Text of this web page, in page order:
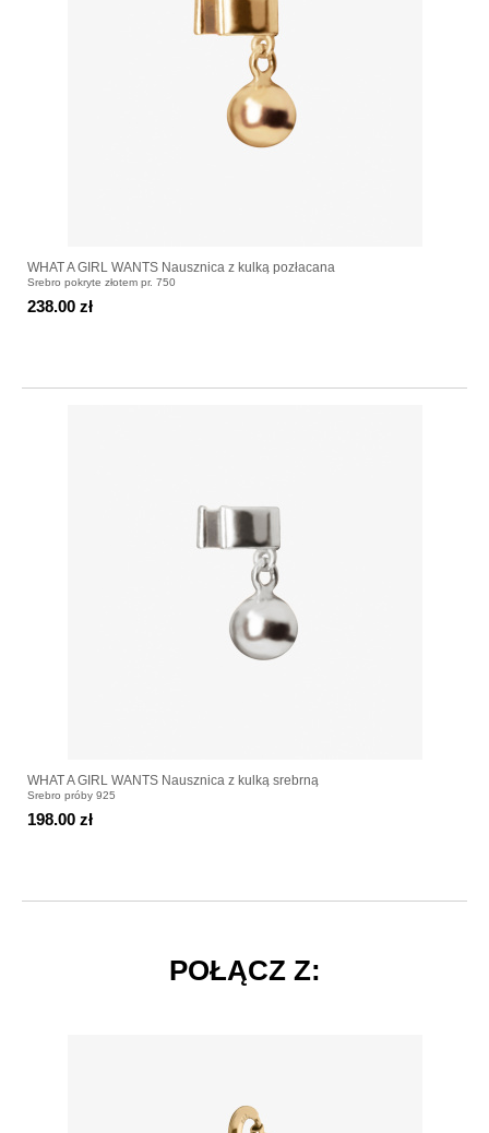
WHAT A GIRL WANTS Nausznica z kulką pozłacana
Srebro pokryte złotem pr. 750
238.00 zł
WHAT A GIRL WANTS Nausznica z kulką srebrną
Srebro próby 925
198.00 zł
POŁĄCZ Z: